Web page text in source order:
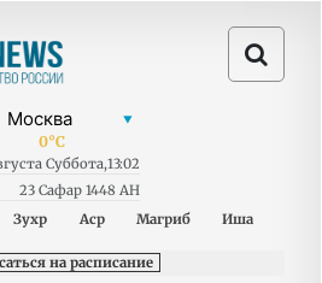
0°C
Суббота,13:02
23 Сафар 1448 AH
Зухр Аср Магриб Иша
на расписание